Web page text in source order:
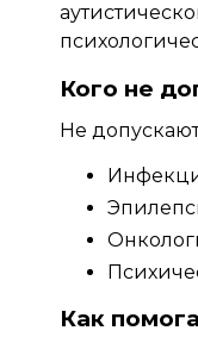
Кого не
Не
Как